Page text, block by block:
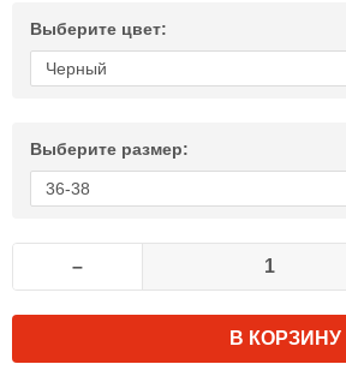
Выберите цвет:
Выберите размер:
–
В КОРЗИНУ